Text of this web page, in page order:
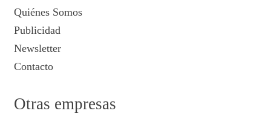
Quiénes Somos
Publicidad
Newsletter
Contacto
Otras empresas